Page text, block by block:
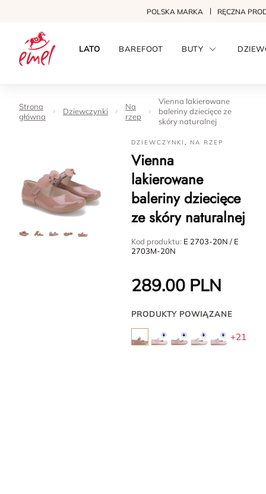
POLSKA MARKA RĘCZNA
LATO BAREFOOT BUTY
Strona
główna
Dziewczynki
Na
rzep
Vienna lakierowane
baleriny dziecięce ze
skóry naturalnej
DZIEWCZYNKI, NA RZEP
Vienna
lakierowane
baleriny dziecięce
ze skóry naturalnej
Kod produktu: E 2703-20N / E
2703M-20N
289.00 PLN
PRODUKTY POWIĄZANE
+21